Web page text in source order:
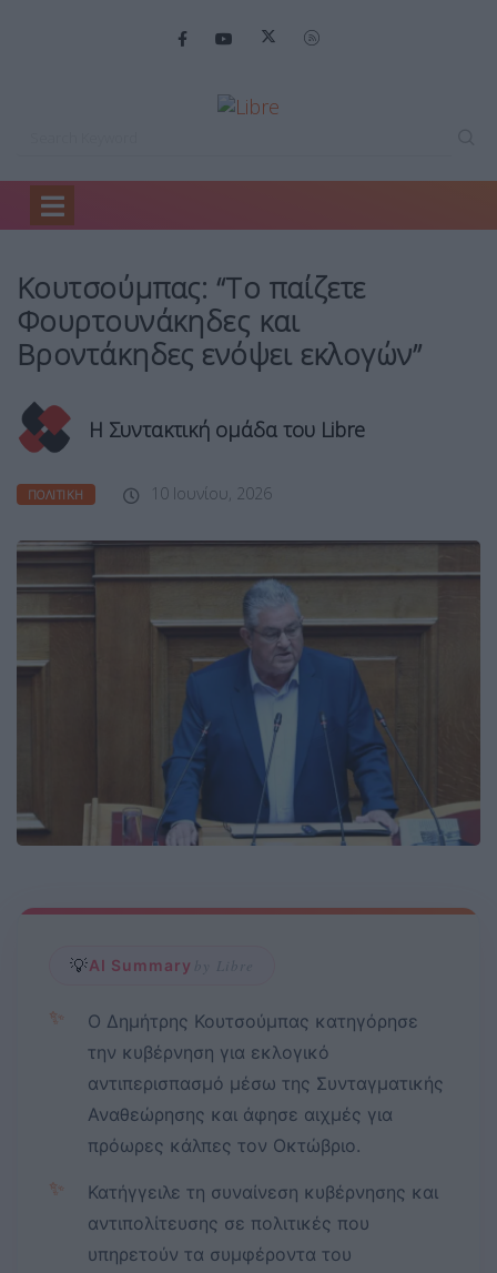
Home
Κουτσούμπας: “Το παίζετε
Φουρτουνάκηδες και
Βροντάκηδες ενόψει εκλογών”
Η Συντακτική ομάδα του Libre
ΠΟΛΙΤΙΚΉ 10 Ιουνίου, 2026
💡AI Summary by Libre
✨
Ο Δημήτρης Κουτσούμπας κατηγόρησε
την κυβέρνηση για εκλογικό
αντιπερισπασμό μέσω της Συνταγματικής
Αναθεώρησης και άφησε αιχμές για
πρόωρες κάλπες τον Οκτώβριο.
✨
Κατήγγειλε τη συναίνεση κυβέρνησης και
αντιπολίτευσης σε πολιτικές που
υπηρετούν τα συμφέροντα του